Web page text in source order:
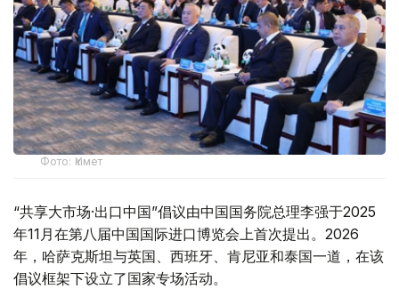
Фото: Үкімет
“共享大市场·出口中国”倡议由中国国务院总理李强于2025
年11月在第八届中国国际进口博览会上首次提出。2026
年，哈萨克斯坦与英国、西班牙、肯尼亚和泰国一道，在该
倡议框架下设立了国家专场活动。